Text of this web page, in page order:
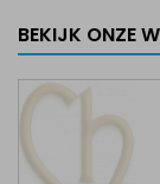
BEKIJK ONZE